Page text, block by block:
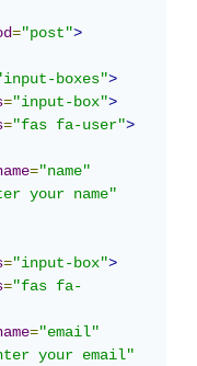
="post">
"input-boxes">
="input-box">
="fas fa-user">
name="name"
your name"
="input-box">
="fas fa-
name="email"
your email"